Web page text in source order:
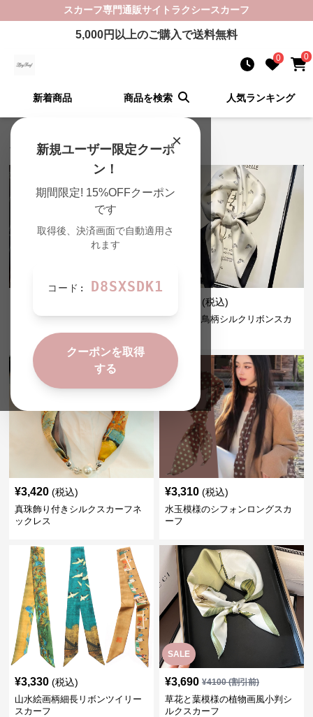
スカーフ専門通販サイト ラクシースカーフ
5,000円以上のご購入で送料無料
0 0
新着商品 商品を検索 人気ランキング
×
新規ユーザー限定クーポ
ン！
期間限定! 15%OFFクーポン
です
取得後、決済画面で自動適用さ
れます
コード: D8SXSDK1
クーポンを取得
する
スカーフ 新着アイテム
緑花柄ペイズリー柄ロングスカ
(税込)
羽ばたく鳥柄シルクリボンスカ
¥3,420 (税込)
真珠飾り付きシルクスカーフネ
ックレス
¥3,310 (税込)
水玉模様のシフォンロングスカ
ーフ
¥3,330 (税込)
山水絵画柄細長リボンツイリー
スカーフ
SALE
¥3,690 ¥4100(割引前)
草花と葉模様の植物画風小判シ
ルクスカーフ